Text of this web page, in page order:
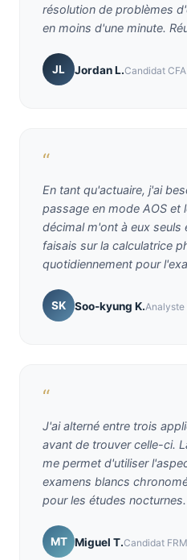
résolution de problèmes
en moins d'une minute.
JL Jordan L.Candidat
“
En tant qu'actuaire, j'ai
passage en mode AOS et
décimal m'ont à eux seuls
faisais sur la calculatrice
quotidiennement pour
SK Soo-kyung K.Analyste
“
J'ai alterné entre trois
avant de trouver celle-ci.
me permet d'utiliser
examens blancs
pour les études
MT Miguel T.Candidat